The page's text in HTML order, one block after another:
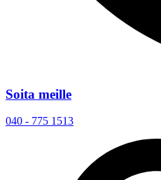
Soita meille
040 - 775 1513